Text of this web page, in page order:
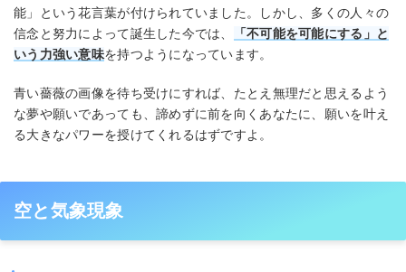
能」という花言葉が付けられていました。しかし、多くの人々の
信念と努力によって誕生した今では、
「不可能を可能にする」と
いう力強い意味を持つようになっています。
青い薔薇の画像を待ち受けにすれば、たとえ無理だと思えるよう
な夢や願いであっても、諦めずに前を向くあなたに、願いを叶え
る大きなパワーを授けてくれるはずですよ。
空と気象現象